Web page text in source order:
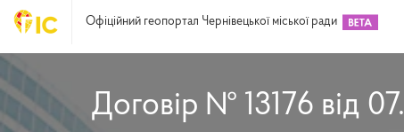
Офіційний геопортал Чернівецької міської ради
Договір № 13176 від